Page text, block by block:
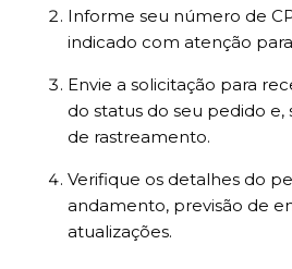
Informe seu número de
indicado com atenção
Envie a solicitação para
do status do seu pedido e,
de rastreamento.
Verifique os detalhes do
andamento, previsão de
atualizações.